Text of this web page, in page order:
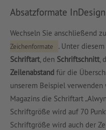
Absatzformate
Wechseln Sie anschließend
Zeichenformate
. Unter
Schriftart, den Schriftschnitt,
Zeilenabstand für die
unserem Beispiel
Magazins die Schriftart
Schriftgröße wird auf 70
Schriftgröße wird auch der